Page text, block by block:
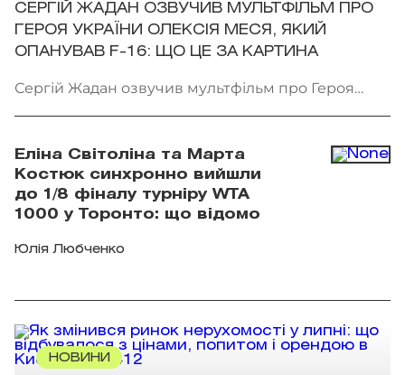
СЕРГІЙ ЖАДАН ОЗВУЧИВ МУЛЬТФІЛЬМ ПРО
ГЕРОЯ УКРАЇНИ ОЛЕКСІЯ МЕСЯ, ЯКИЙ
ОПАНУВАВ F-16: ЩО ЦЕ ЗА КАРТИНА
Сергій Жадан озвучив мультфільм про Героя
Еліна Світоліна та Марта
Костюк синхронно вийшли
до 1/8 фіналу турніру WTA
1000 у Торонто: що відомо
Юлія Любченко
НОВИНИ